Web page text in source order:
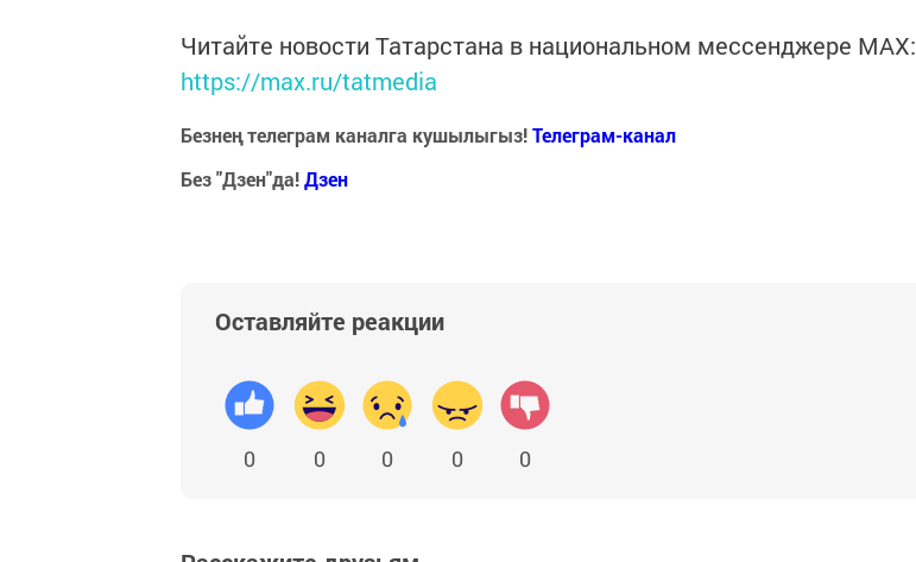
Читайте новости Татарстана в национальном мессенджере MАХ:
https://max.ru/tatmedia
Безнең телеграм каналга кушылыгыз!Телеграм-канал
Без "Дзен"да!Дзен
Оставляйте реакции
0 0 0 0 0